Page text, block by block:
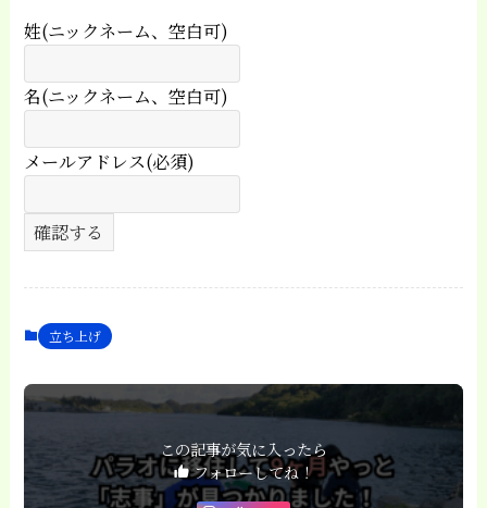
姓(ニックネーム、空白可)
名(ニックネーム、空白可)
メールアドレス(必須)
立ち上げ
この記事が気に入ったら
フォローしてね！